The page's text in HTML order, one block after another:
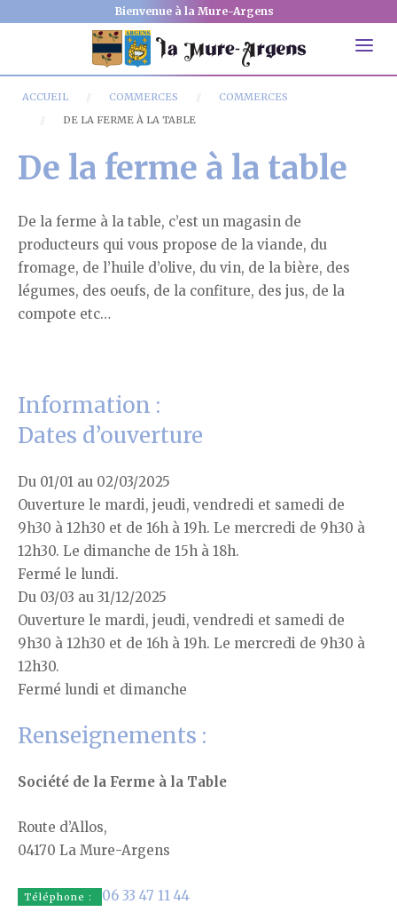
Bienvenue à la Mure-Argens
ACCUEIL COMMERCES
COMMERCES
DE LA FERME À LA TABLE
De la ferme à la table
De la ferme à la table, c’est un magasin de
producteurs qui vous propose de la viande, du
fromage, de l’huile d’olive, du vin, de la bière, des
légumes, des oeufs, de la confiture, des jus, de la
compote etc…
Information :
Dates d’ouverture
Du 01/01 au 02/03/2025
Ouverture le mardi, jeudi, vendredi et samedi de
9h30 à 12h30 et de 16h à 19h. Le mercredi de 9h30 à
12h30. Le dimanche de 15h à 18h.
Fermé le lundi.
Du 03/03 au 31/12/2025
Ouverture le mardi, jeudi, vendredi et samedi de
9h30 à 12h30 et de 16h à 19h. Le mercredi de 9h30 à
12h30.
Fermé lundi et dimanche
Renseignements :
Société de la Ferme à la Table
Route d’Allos,
04170 La Mure-Argens
Téléphone : 06 33 47 11 44